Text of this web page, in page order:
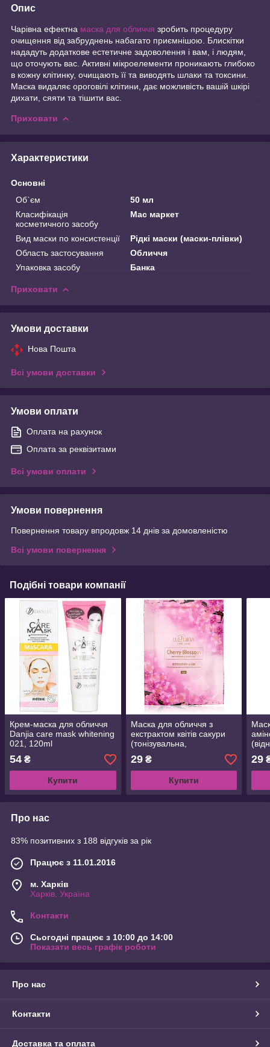
Опис
Чарівна ефектна маска для обличчя зробить процедуру
очищення від забруднень набагато приємнішою. Блискітки
нададуть додаткове естетичне задоволення і вам, і людям,
що оточують вас. Активні мікроелементи проникають глибоко
в кожну клітинку, очищають її та виводять шлаки та токсини.
Маска видаляє ороговілі клітини, дає можливість вашій шкірі
дихати, сяяти та тішити вас.
Приховати
Характеристики
Основні
Об`єм
50 мл
Класифікація
косметичного засобу
Мас маркет
Вид маски по консистенції
Рідкі маски (маски-плівки)
Область застосування
Обличчя
Упаковка засобу
Банка
Приховати
Умови доставки
Нова Пошта
Всі умови доставки
Умови оплати
Оплата на рахунок
Оплата за реквізитами
Всі умови оплати
Умови повернення
Повернення товару впродовж 14 днів за домовленістю
Всі умови повернення
Подібні товари компанії
Крем-маска для обличчя
Danjia care mask whitening
021, 120ml
54 ₴
Купити
Маска для обличчя з
екстрактом квітів сакури
(тонізувальна,
детоксикувальна,
зволожувальна) 30 ml
29₴
Купити
29
Про нас
83% позитивних з 188 відгуків за рік
Працює з 11.01.2016
м. Харків
Харків, Україна
Контакти
Сьогодні працює з 10:00 до 14:00
Показати весь графік роботи
Про нас
Контакти
Доставка та оплата